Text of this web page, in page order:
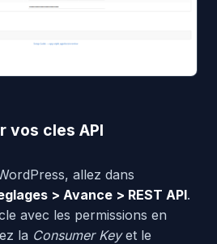
vos cles API
allez dans
> Avance > REST API.
avec les permissions en
la Consumer Keyet le